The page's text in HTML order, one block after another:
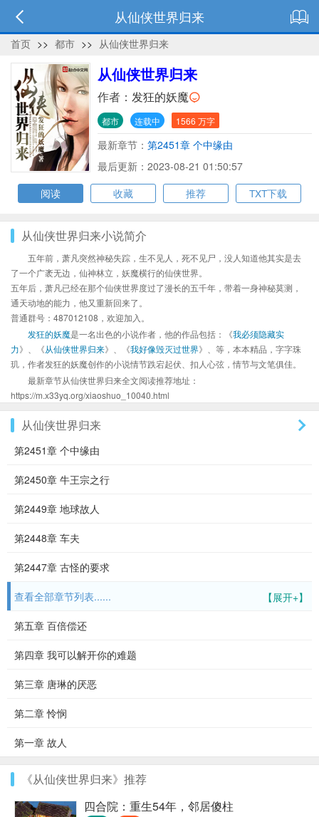
从仙侠世界归来
首页 >> 都市 >> 从仙侠世界归来
从仙侠世界归来
作者： 发狂的妖魔
都市 连载中 1566 万字
最新章节： 第2451章 个中缘由
最后更新：2023-08-21 01:50:57
阅读
收藏 推荐 TXT下载
从仙侠世界归来小说简介
五年前，萧凡突然神秘失踪，生不见人，死不见尸，没人知道他其实是去
了一个广袤无边，仙神林立，妖魔横行的仙侠世界。
五年后，萧凡已经在那个仙侠世界度过了漫长的五千年，带着一身神秘莫测，
通天动地的能力，他又重新回来了。
普通群号：487012108，欢迎加入。
发狂的妖魔是一名出色的小说作者，他的作品包括：《我必须隐藏实
力》、《从仙侠世界归来》、《我好像毁灭过世界》、等，本本精品，字字珠
玑，作者发狂的妖魔创作的小说情节跌宕起伏、扣人心弦，情节与文笔俱佳。
最新章节从仙侠世界归来全文阅读推荐地址：
https://m.x33yq.org/xiaoshuo_10040.html
从仙侠世界归来
第2451章 个中缘由
第2450章 牛王宗之行
第2449章 地球故人
第2448章 车夫
第2447章 古怪的要求
【展开+】
查看全部章节列表......
第五章 百倍偿还
第四章 我可以解开你的难题
第三章 唐琳的厌恶
第二章 怜悯
第一章 故人
《从仙侠世界归来》推荐
四合院：重生54年，邻居傻柱